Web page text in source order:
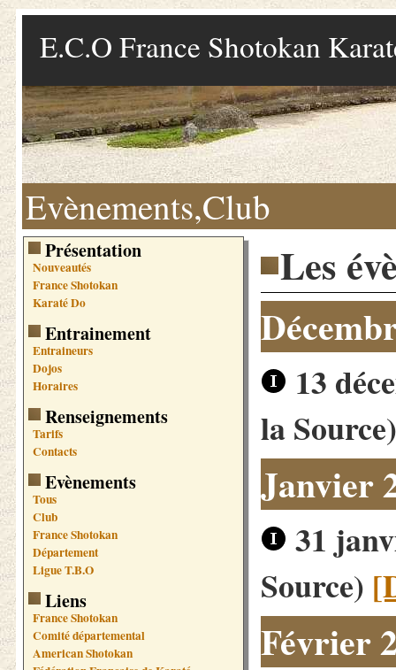
E.C.O France Shotokan
Evènements,Club
Présentation
Nouveautés
France Shotokan
Karaté Do
Entrainement
Entraineurs
Dojos
Horaires
Renseignements
Tarifs
Contacts
Evènements
Tous
Club
France Shotokan
Département
Ligue T.B.O
Liens
France Shotokan
Comité départemental
American Shotokan
Les
13
la
Janvier
31
Source)
Février